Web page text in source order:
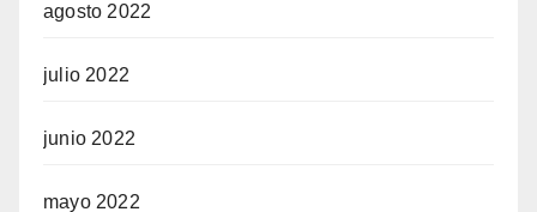
agosto 2022
julio 2022
junio 2022
mayo 2022